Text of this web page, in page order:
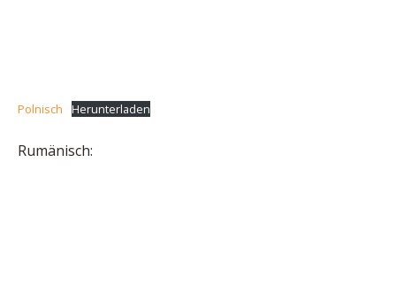
Polnisch Herunterladen
Rumänisch: